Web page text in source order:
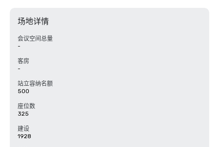
场地详情
会议空间总量
-
客房
-
站立容纳名额
500
座位数
325
建设
1928